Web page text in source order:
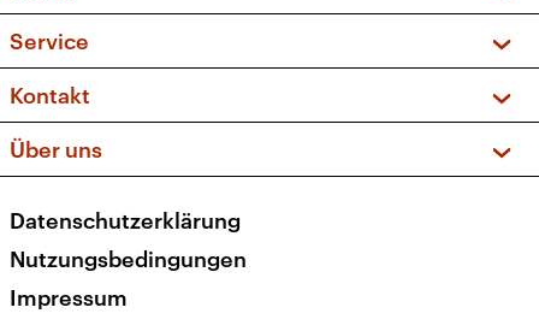
Sendungen und Podcasts
Musikliste
Kakadu – Das Kinderprogramm
Frequenzen (UKW + DAB+)
Service
FAQ
Apps
Newsletter
Kontakt
Social Media
Über uns
Presse
Karriere
Transparenz
Datenschutzerklärung
Nutzungsbedingungen
Impressum